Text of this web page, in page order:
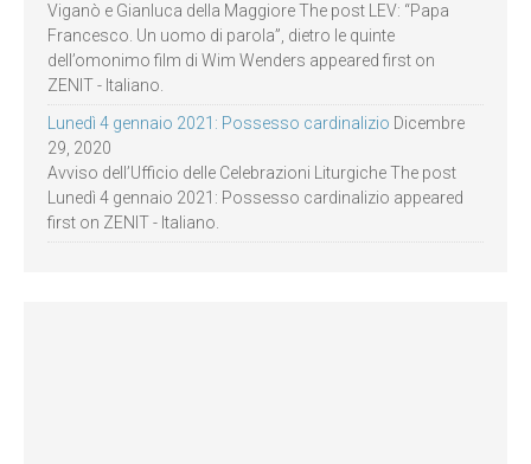
Viganò e Gianluca della Maggiore The post LEV: “Papa
Francesco. Un uomo di parola”, dietro le quinte
dell’omonimo film di Wim Wenders appeared first on
ZENIT - Italiano.
Lunedì 4 gennaio 2021: Possesso cardinalizio Dicembre
29, 2020
Avviso dell’Ufficio delle Celebrazioni Liturgiche The post
Lunedì 4 gennaio 2021: Possesso cardinalizio appeared
first on ZENIT - Italiano.